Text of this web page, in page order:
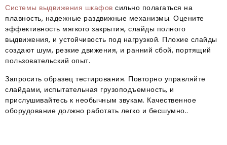
Системы выдвижения шкафов сильно полагаться на
плавность, надежные раздвижные механизмы. Оцените
эффективность мягкого закрытия, слайды полного
выдвижения, и устойчивость под нагрузкой. Плохие слайды
создают шум, резкие движения, и ранний сбой, портящий
пользовательский опыт.
Запросить образец тестирования. Повторно управляйте
слайдами, испытательная грузоподъемность, и
прислушивайтесь к необычным звукам. Качественное
оборудование должно работать легко и бесшумно..